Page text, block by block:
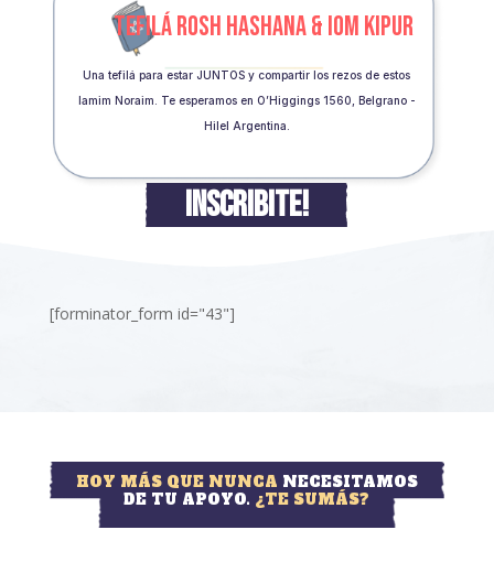
TEFILÁ ROSH HASHANA & IOM KIPUR
Una tefilá para estar JUNTOS y compartir los rezos de estos
Iamim Noraim. Te esperamos en O’Higgings 1560, Belgrano -
Hilel Argentina.
INSCRIBITE!
[forminator_form id="43"]
HOY MÁS QUE NUNCA NECESITAMOS
DE TU APOYO. ¿TE SUMÁS?